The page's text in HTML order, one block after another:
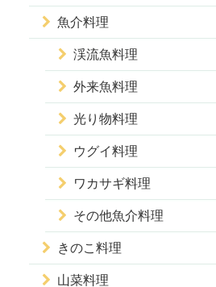
魚介料理
渓流魚料理
外来魚料理
光り物料理
ウグイ料理
ワカサギ料理
その他魚介料理
きのこ料理
山菜料理